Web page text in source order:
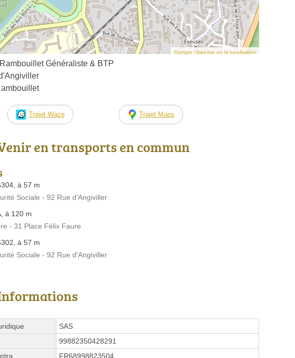
Corriger l’adresse ou la localisation
Généraliste & BTP
Trajet Waze Trajet Maps
en transports en commun
à 57 m
Sociale - 92 Rue d'Angiviller
à 120 m
- 31 Place Félix Faure
à 57 m
Sociale - 92 Rue d'Angiviller
SAS
99882350428291
FR68998823504